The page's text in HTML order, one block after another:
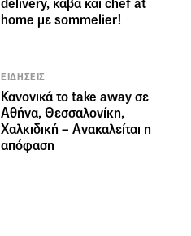
delivery, κάβα και chef at
home με sommelier!
ΕΙΔΗΣΕΙΣ
Κανονικά το take away σε
Αθήνα, Θεσσαλονίκη,
Χαλκιδική – Ανακαλείται η
απόφαση